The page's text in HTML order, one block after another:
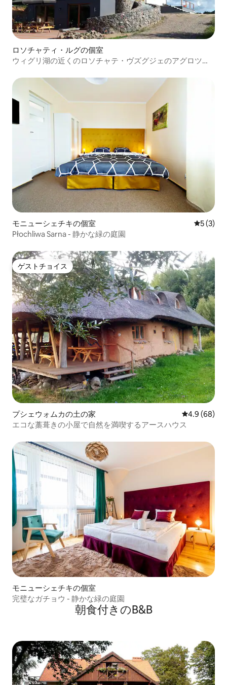
ロソチャティ・ルグの個室
ウィグリ湖の近くのロソチャテ・ヴズグジェのアグロツー
モニューシェチキの個室 レビュー
5 (3)
Płochliwa Sarna - 静かな緑の庭園
ゲストチョイス
ゲストチョイス
プシェウォムカの土の家 レビュー68
4.9 (68)
エコな藁葺きの小屋で自然を満喫するアースハウス
モニューシェチキの個室
完璧なガチョウ - 静かな緑の庭園
朝食付きのB&B